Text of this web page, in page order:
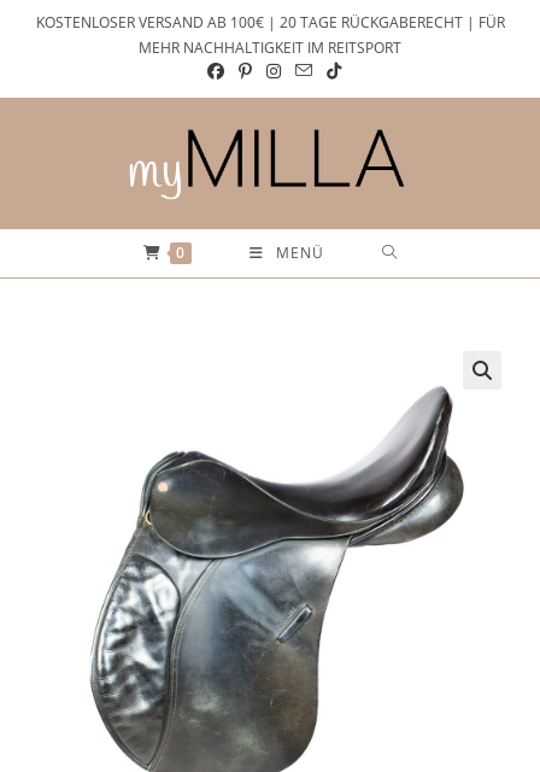
KOSTENLOSER VERSAND AB 100€ | 20 TAGE RÜCKGABERECHT | FÜR
MEHR NACHHALTIGKEIT IM REITSPORT
0 MENÜ